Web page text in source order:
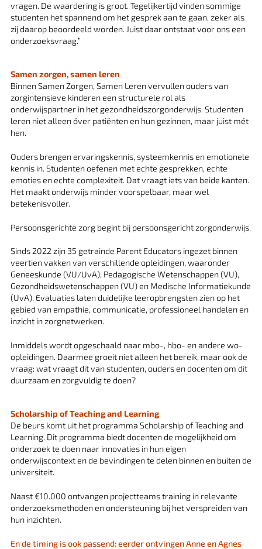
vragen. De waardering is groot. Tegelijkertijd vinden sommige
studenten het spannend om het gesprek aan te gaan, zeker als
zij daarop beoordeeld worden. Juist daar ontstaat voor ons een
onderzoeksvraag.”
Samen zorgen, samen leren
Binnen Samen Zorgen, Samen Leren vervullen ouders van
zorgintensieve kinderen een structurele rol als
onderwijspartner in het gezondheidszorgonderwijs. Studenten
leren niet alleen óver patiënten en hun gezinnen, maar juist mét
hen.
Ouders brengen ervaringskennis, systeemkennis en emotionele
kennis in. Studenten oefenen met echte gesprekken, echte
emoties en echte complexiteit. Dat vraagt iets van beide kanten.
Het maakt onderwijs minder voorspelbaar, maar wel
betekenisvoller.
Persoonsgerichte zorg begint bij persoonsgericht zorgonderwijs.
Sinds 2022 zijn 35 getrainde Parent Educators ingezet binnen
veertien vakken van verschillende opleidingen, waaronder
Geneeskunde (VU/UvA), Pedagogische Wetenschappen (VU),
Gezondheidswetenschappen (VU) en Medische Informatiekunde
(UvA). Evaluaties laten duidelijke leeropbrengsten zien op het
gebied van empathie, communicatie, professioneel handelen en
inzicht in zorgnetwerken.
Inmiddels wordt opgeschaald naar mbo-, hbo- en andere wo-
opleidingen. Daarmee groeit niet alleen het bereik, maar ook de
vraag: wat vraagt dit van studenten, ouders en docenten om dit
duurzaam en zorgvuldig te doen?
Scholarship of Teaching and Learning
De beurs komt uit het programma Scholarship of Teaching and
Learning. Dit programma biedt docenten de mogelijkheid om
onderzoek te doen naar innovaties in hun eigen
onderwijscontext en de bevindingen te delen binnen en buiten de
universiteit.
Naast €10.000 ontvangen projectteams training in relevante
onderzoeksmethoden en ondersteuning bij het verspreiden van
hun inzichten.
En de timing is ook passend: eerder ontvingen Anne en Agnes